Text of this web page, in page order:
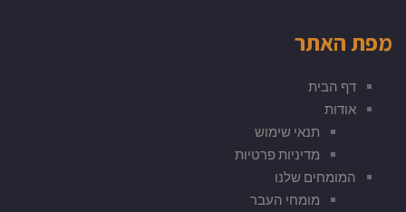
מפת האתר
דף הבית
אודות
תנאי שימוש
מדיניות פרטיות
המומחים שלנו
מומחי העבר